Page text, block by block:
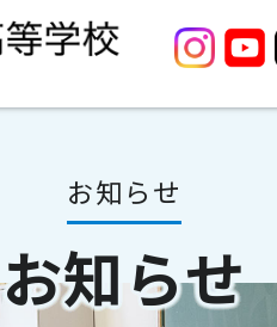
お知らせ
お知らせ